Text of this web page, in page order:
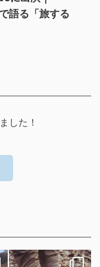
語る「旅する
した！